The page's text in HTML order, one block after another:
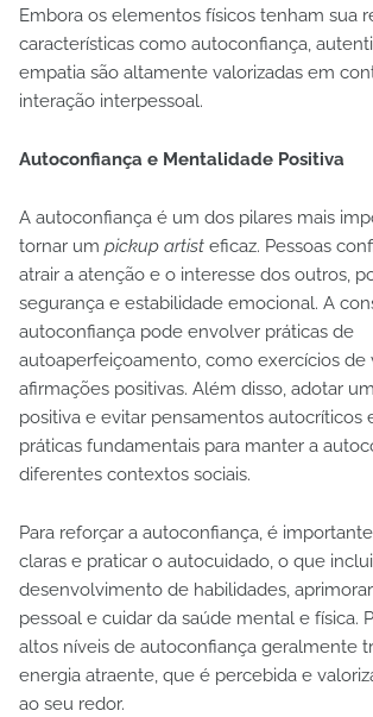
Embora os elementos físicos tenham sua
características como autoconfiança,
empatia são altamente valorizadas em
interação interpessoal.
Autoconfiança e Mentalidade Positiva
A autoconfiança é um dos pilares mais
tornar um pickup artist eficaz. Pessoas
atrair a atenção e o interesse dos outros,
segurança e estabilidade emocional. A
autoconfiança pode envolver práticas de
autoaperfeiçoamento, como exercícios de
afirmações positivas. Além disso, adotar
positiva e evitar pensamentos autocríticos
práticas fundamentais para manter a
diferentes contextos sociais.
Para reforçar a autoconfiança, é
claras e praticar o autocuidado, o que
desenvolvimento de habilidades,
pessoal e cuidar da saúde mental e física.
altos níveis de autoconfiança geralmente
energia atraente, que é percebida e
ao seu redor.